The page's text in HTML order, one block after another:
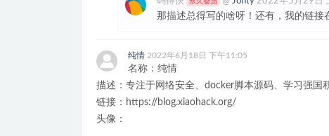
永久会员
那描述总得写的啥呀！还有，我的链
纯情 2022年6月18日 下午11:05
名称：纯情
描述：专注于网络安全、docker脚本源码、学习强国
链接：https://blog.xiaohack.org/
头像：